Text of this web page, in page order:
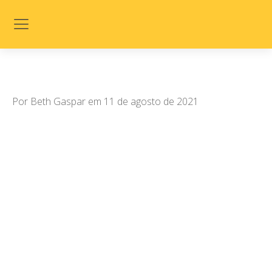
Por Beth Gaspar em 11 de agosto de 2021